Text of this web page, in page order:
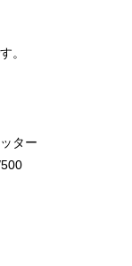
。
ター